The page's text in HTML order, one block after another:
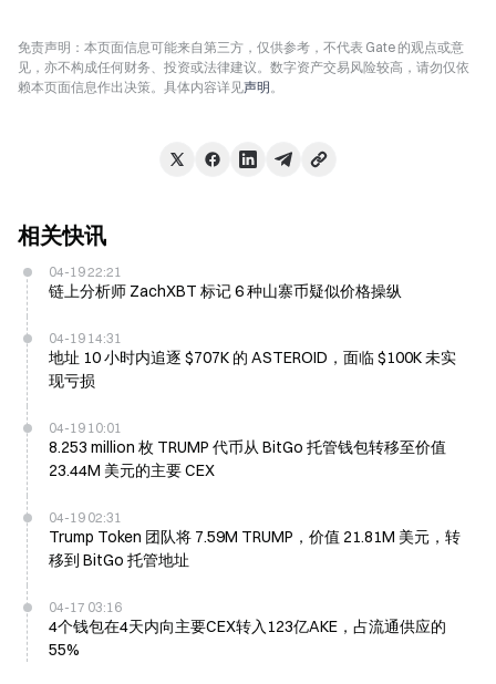
免责声明：本页面信息可能来自第三方，仅供参考，不代表 Gate 的观点或意
见，亦不构成任何财务、投资或法律建议。数字资产交易风险较高，请勿仅依
赖本页面信息作出决策。具体内容详见声明。
相关快讯
04-19 22:21
链上分析师 ZachXBT 标记 6 种山寨币疑似价格操纵
04-19 14:31
地址 10 小时内追逐 $707K 的 ASTEROID，面临 $100K 未实
现亏损
04-19 10:01
8.253 million 枚 TRUMP 代币从 BitGo 托管钱包转移至价值
23.44M 美元的主要 CEX
04-19 02:31
Trump Token 团队将 7.59M TRUMP，价值 21.81M 美元，转
移到 BitGo 托管地址
04-17 03:16
4个钱包在4天内向主要CEX转入123亿AKE，占流通供应的
55%